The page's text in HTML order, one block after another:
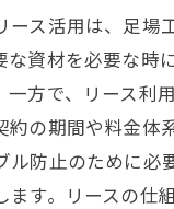
ース活用は、足場
な資材を必要な時
一方で、リース利
約の期間や料金体
ル防止のために必
ます。リースの仕